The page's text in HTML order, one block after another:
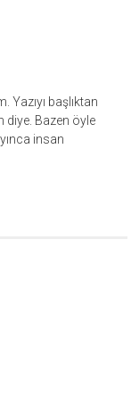
Yazıyı başlıktan
diye. Bazen öyle
insan